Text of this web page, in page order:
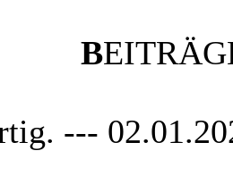
B
---